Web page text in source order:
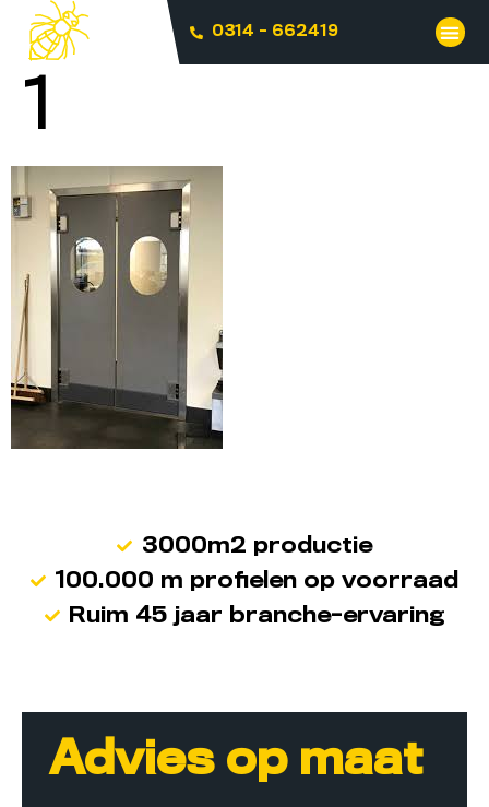
0314 - 662419
3000m2 productie
100.000 m profielen op voorraad
Ruim 45 jaar branche-ervaring
Advies op maat